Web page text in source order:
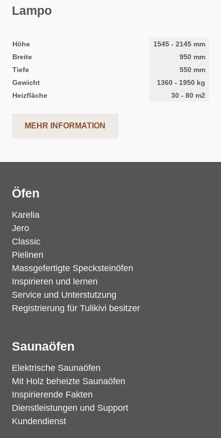
Lampo
Höhe 1545 - 2145 mm
Breite
950 mm
Tiefe
550 mm
Gewicht
1360 - 1950 kg
Heizfläche
30 - 80 m2
MEHR INFORMATION
Öfen
Karelia
Jero
Classic
Pielinen
Massgefertigte Specksteinöfen
Inspirieren und lernen
Service und Unterstutzung
Registrierung für Tulikivi besitzer
Saunaöfen
Elektrische Saunaöfen
Mit Holz beheizte Saunaöfen
Inspirierende Fakten
Dienstleistungen und Support
Kundendienst